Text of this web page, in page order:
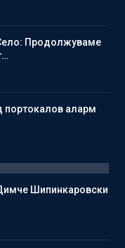
Продолжуваме
портокалов аларм
Шипинкаровски